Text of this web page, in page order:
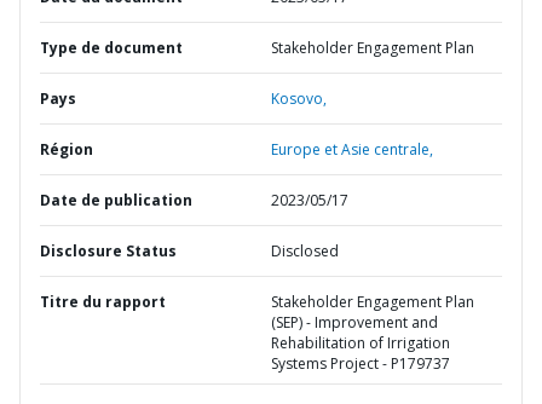
Type de document Stakeholder Engagement Plan
Pays Kosovo,
Région Europe et Asie centrale,
Date de publication 2023/05/17
Disclosure Status Disclosed
Titre du rapport
Stakeholder Engagement Plan
(SEP) - Improvement and
Rehabilitation of Irrigation
Systems Project - P179737